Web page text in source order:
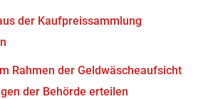
der Kaufpreissammlung
Rahmen der Geldwäscheaufsicht
der Behörde erteilen